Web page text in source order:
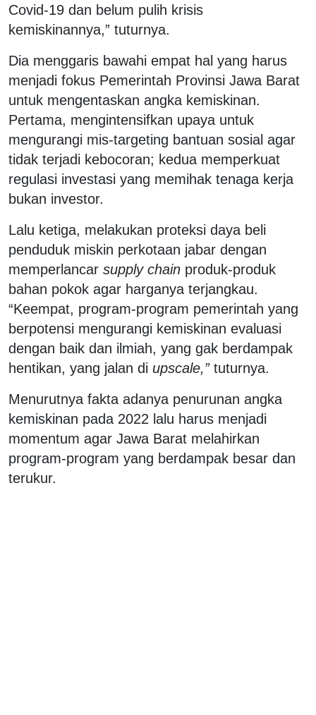
Covid-19 dan belum pulih krisis
kemiskinannya,” tuturnya.
Dia menggaris bawahi empat hal yang harus
menjadi fokus Pemerintah Provinsi Jawa Barat
untuk mengentaskan angka kemiskinan.
Pertama, mengintensifkan upaya untuk
mengurangi mis-targeting bantuan sosial agar
tidak terjadi kebocoran; kedua memperkuat
regulasi investasi yang memihak tenaga kerja
bukan investor.
Lalu ketiga, melakukan proteksi daya beli
penduduk miskin perkotaan jabar dengan
memperlancar supply chain produk-produk
bahan pokok agar harganya terjangkau.
“Keempat, program-program pemerintah yang
berpotensi mengurangi kemiskinan evaluasi
dengan baik dan ilmiah, yang gak berdampak
hentikan, yang jalan di upscale,”tuturnya.
Menurutnya fakta adanya penurunan angka
kemiskinan pada 2022 lalu harus menjadi
momentum agar Jawa Barat melahirkan
program-program yang berdampak besar dan
terukur.